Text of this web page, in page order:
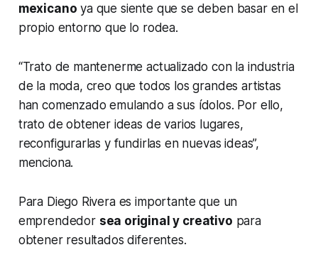
mexicano ya que siente que se deben basar en el
propio entorno que lo rodea.
“Trato de mantenerme actualizado con la industria
de la moda, creo que todos los grandes artistas
han comenzado emulando a sus ídolos. Por ello,
trato de obtener ideas de varios lugares,
reconfigurarlas y fundirlas en nuevas ideas”,
menciona.
Para Diego Rivera es importante que un
emprendedor sea original y creativo para
obtener resultados diferentes.